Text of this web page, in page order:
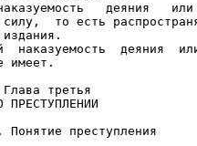
деяния
то есть
наказуемость  деяния
имеет.
ПРЕСТУПЛЕНИИ
Понятие преступления